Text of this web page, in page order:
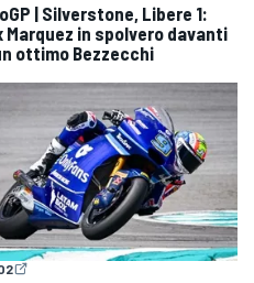
| Silverstone, Libere 1:
Marquez in spolvero davanti
ottimo Bezzecchi